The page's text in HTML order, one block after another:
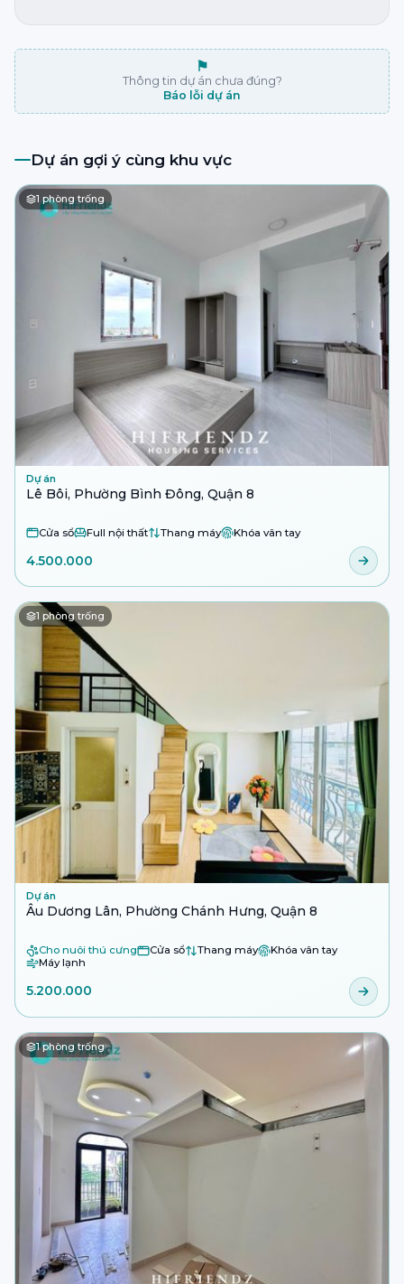
⚑
Thông tin dự án chưa đúng?
Báo lỗi dự án
Dự án gợi ý cùng khu vực
1 phòng trống
Dự án
Lê Bôi, Phường Bình Đông, Quận 8
Cửa sổ Full nội thất Thang máy Khóa vân tay
4.500.000
1 phòng trống
Dự án
Âu Dương Lân, Phường Chánh Hưng, Quận 8
Cho nuôi thú cưng Cửa sổ Thang máy
Khóa vân tay
Máy lạnh
5.200.000
1phòng trống